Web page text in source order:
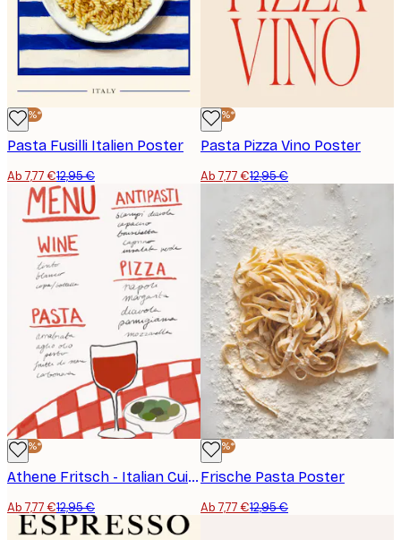
-40%*
Pasta Fusilli Italien Poster
Ab 7,77 €12,95 €
-40%*
Pasta Pizza Vino Poster
Ab 7,77 €12,95 €
-40%*
Athene Fritsch - Italian Cuisine Delight Poster
Ab 7,77 €12,95 €
-40%*
Frische Pasta Poster
Ab 7,77 €12,95 €